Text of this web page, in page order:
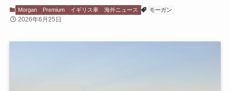
Morgan Premium イギリス車 海外ニュース モーガン
2026年6月25日